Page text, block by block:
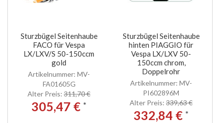
Sturzbügel Seitenhaube
FACO für Vespa
LX/LXV/S 50-150ccm
gold
Artikelnummer: MV-
FA01605G
Alter Preis: 311,70 €
305,47 € *
Sturzbügel Seitenhaube
hinten PIAGGIO für
Vespa LX/LXV 50-
150ccm chrom,
Doppelrohr
Artikelnummer: MV-
PI602896M
Alter Preis: 339,63 €
332,84 € *